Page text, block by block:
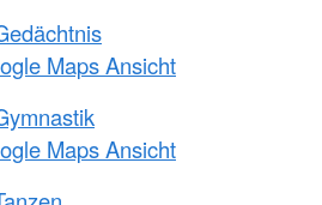
Maps Ansicht
Maps Ansicht